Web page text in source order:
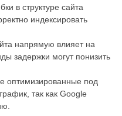
в структуре сайта
индексировать
напрямую влияет на
задержки могут понизить
оптимизированные под
так как Google